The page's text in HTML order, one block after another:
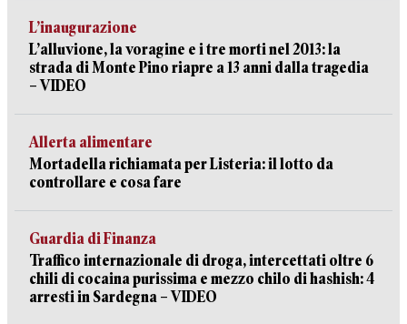
L’inaugurazione
L’alluvione, la voragine e i tre morti nel 2013: la
strada di Monte Pino riapre a 13 anni dalla tragedia
– VIDEO
Allerta alimentare
Mortadella richiamata per Listeria: il lotto da
controllare e cosa fare
Guardia di Finanza
Traffico internazionale di droga, intercettati oltre 6
chili di cocaina purissima e mezzo chilo di hashish: 4
arresti in Sardegna – VIDEO